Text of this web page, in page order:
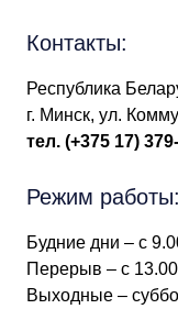
Контакты:
Республика
г. Минск, ул.
тел. (+375 17)
Режим работы:
Будние дни – с
Перерыв – с
Выходные –